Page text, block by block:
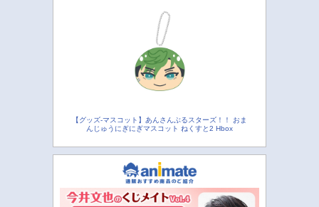
【グッズ-マスコット】あんさんぶるスターズ！！ おま
んじゅうにぎにぎマスコット ねくすと2 Hbox